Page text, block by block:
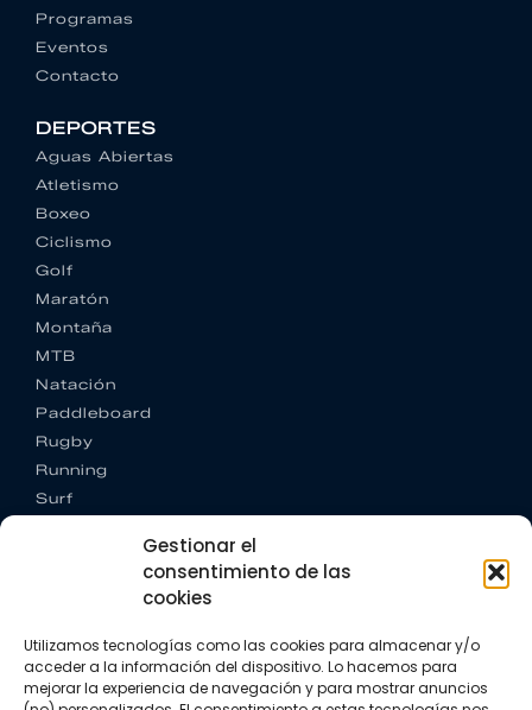
Gestionar el
consentimiento de las
cookies
Utilizamos tecnologías como las cookies para almacenar y/o
acceder a la información del dispositivo. Lo hacemos para
mejorar la experiencia de navegación y para mostrar anuncios
Programas
Eventos
Contacto
DEPORTES
Aguas Abiertas
Atletismo
Boxeo
Ciclismo
Golf
Maratón
Montaña
MTB
Natación
Paddleboard
Rugby
Running
Surf
CONTACTO
+34 662 342 177
info@vkssport.com
SÍGUENOS